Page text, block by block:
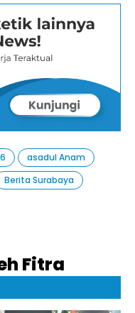
asadul Anam
Berita Surabaya
Fitra